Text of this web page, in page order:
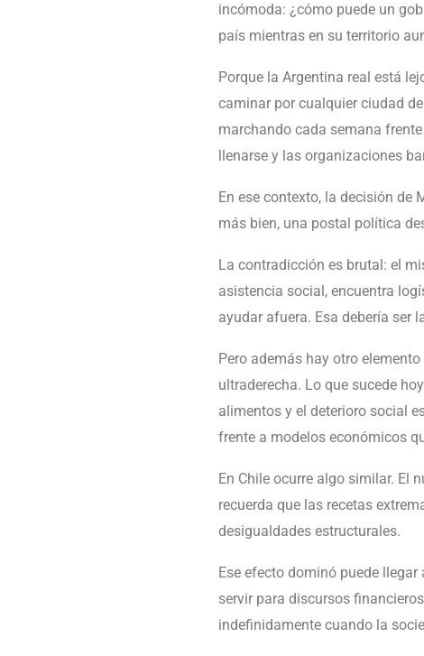
incómoda: ¿cómo puede un
país mientras en su territorio
Porque la Argentina real está
caminar por cualquier ciudad
marchando cada semana
llenarse y las organizaciones
En ese contexto, la decisión de
más bien, una postal política
La contradicción es brutal: el
asistencia social, encuentra
ayudar afuera. Esa debería ser
Pero además hay otro
ultraderecha. Lo que sucede
alimentos y el deterioro social
frente a modelos económicos
En Chile ocurre algo similar. El
recuerda que las recetas
desigualdades estructurales.
Ese efecto dominó puede
servir para discursos
indefinidamente cuando la